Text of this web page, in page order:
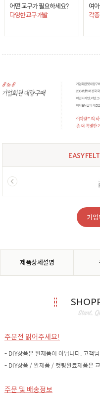
어떤 교구가 필요하세요?
다양한 교구 개발
여
각
EASYFELT
기
제품상세설명
주문전 읽어주세요!
- DIY상품은 완제품이 아닙니다. 고객
- DIY상품 / 완제품 / 컷팅완료제품은
주문 및 배송정보